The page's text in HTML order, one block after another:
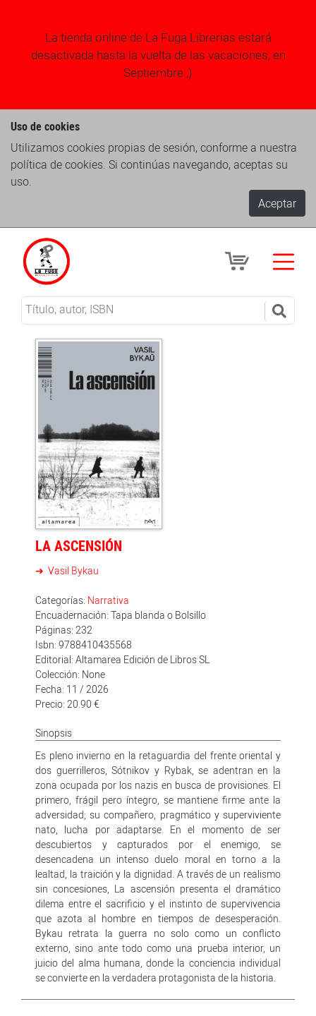
La tienda online de La Fuga Librerias estará
desactivada hasta la vuelta de las vacaciones, en
Septiembre ;)
Uso de cookies
Utilizamos cookies propias de sesión, conforme a nuestra
política de cookies. Si continúas navegando, aceptas su
uso.
Aceptar
LA ASCENSIÓN
Vasil Bykau
Categorías: Narrativa
Encuadernación: Tapa blanda o Bolsillo
Páginas: 232
Isbn: 9788410435568
Editorial: Altamarea Edición de Libros SL
Colección: None
Fecha: 11 / 2026
Precio: 20.90 €
Sinopsis
Es pleno invierno en la retaguardia del frente oriental y
dos guerrilleros, Sótnikov y Rybak, se adentran en la
zona ocupada por los nazis en busca de provisiones. El
primero, frágil pero íntegro, se mantiene firme ante la
adversidad; su compañero, pragmático y superviviente
nato, lucha por adaptarse. En el momento de ser
descubiertos y capturados por el enemigo, se
desencadena un intenso duelo moral en torno a la
lealtad, la traición y la dignidad. A través de un realismo
sin concesiones, La ascensión presenta el dramático
dilema entre el sacrificio y el instinto de supervivencia
que azota al hombre en tiempos de desesperación.
Bykau retrata la guerra no solo como un conflicto
externo, sino ante todo como una prueba interior, un
juicio del alma humana, donde la conciencia individual
se convierte en la verdadera protagonista de la historia.